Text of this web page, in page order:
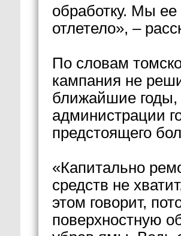
обработку. Мы ее
отлетело», –
По словам
кампания не
ближайшие годы,
администрации
предстоящего
«Капитально
средств не
этом говорит,
поверхностную